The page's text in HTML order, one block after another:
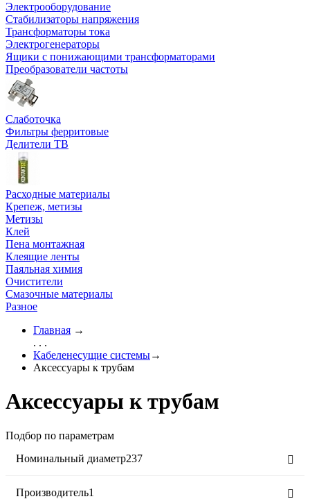
Электрооборудование
Стабилизаторы напряжения
Трансформаторы тока
Электрогенераторы
Ящики с понижающими трансформаторами
Преобразователи частоты
Слаботочка
Фильтры ферритовые
Делители ТВ
Расходные материалы
Крепеж, метизы
Метизы
Клей
Пена монтажная
Клеящие ленты
Паяльная химия
Очистители
Смазочные материалы
Разное
Главная →
. . .
Кабеленесущие системы→
Аксессуары к трубам
Аксессуары к трубам
Подбор по параметрам
Номинальный диаметр237
Производитель1